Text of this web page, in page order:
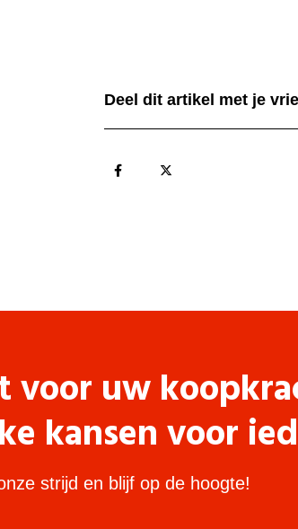
Deel dit artikel met je
uw
kansen voor
strijd en blijf op de hoogte!